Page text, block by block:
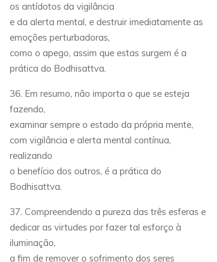
os antídotos da vigilância
e da alerta mental, e destruir imediatamente as
emoções perturbadoras,
como o apego, assim que estas surgem é a
prática do Bodhisattva.
36. Em resumo, não importa o que se esteja
fazendo,
examinar sempre o estado da própria mente,
com vigilância e alerta mental contínua,
realizando
o benefício dos outros, é a prática do
Bodhisattva.
37. Compreendendo a pureza das três esferas e
dedicar as virtudes por fazer tal esforço à
iluminação,
a fim de remover o sofrimento dos seres